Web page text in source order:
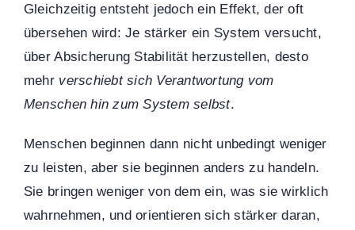
Gleichzeitig entsteht jedoch ein Effekt, der oft
übersehen wird: Je stärker ein System versucht,
über Absicherung Stabilität herzustellen, desto
mehr verschiebt sich Verantwortung vom
Menschen hin zum System selbst.
Menschen beginnen dann nicht unbedingt weniger
zu leisten, aber sie beginnen anders zu handeln.
Sie bringen weniger von dem ein, was sie wirklich
wahrnehmen, und orientieren sich stärker daran,